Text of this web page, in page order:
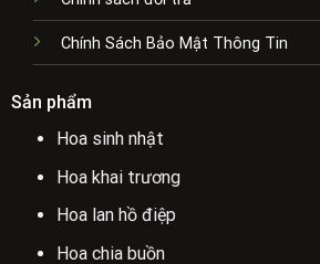
Chính Sách Bảo Mật Thông Tin
Sản phẩm
Hoa sinh nhật
Hoa khai trương
Hoa lan hồ điệp
Hoa chia buồn